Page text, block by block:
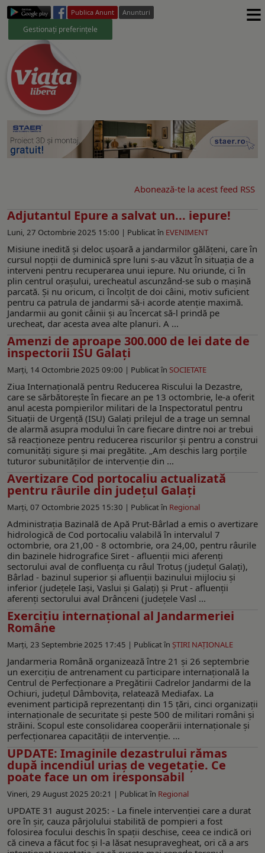
Publica Anunt Anunturi
Gestionați preferințele ≡
Abonează-te la acest feed RSS
Adjutantul Epure a salvat un... iepure!
Luni, 27 Octombrie 2025 15:00 | Publicat în EVENIMENT
Misiune inedită și deloc ușoară a jandarmilor gălățeni, care în
cursul nopții de duminică spre luni s-au văzut în situația de a
interveni pentru recuperarea unui iepure. Nu oriunde, ci în
plin centrul orașului, urecheatul ascunzând-se sub o mașină
parcată. Și nu oricum, ci încolțit de doi câini, motiv suficient
pentru ca patrula de jandarmi să-i acorde atenție maximă.
Jandarmii au gonit câinii și au încercat să-l prindă pe
urecheat, dar acesta avea alte planuri. A ...
Amenzi de aproape 300.000 de lei date de
inspectorii ISU Galaţi
Marți, 14 Octombrie 2025 09:00 | Publicat în SOCIETATE
Ziua Internațională pentru Reducerea Riscului la Dezastre,
care se sărbătorește în fiecare an pe 13 octombrie, le-a oferit
anul acesta pompierilor militari de la Inspectoratul pentru
Situații de Urgență (ISU) Galați prilejul de a trage un semnal
de alarmă asupra modului în care fiecare dintre noi ar trebui
să reacționeze pentru reducerea riscurilor și pentru a construi
comunități sigure și mai pregătite. „Am deschis larg porțile
tuturor subunităților de intervenție din ...
Avertizare Cod portocaliu actualizată
pentru râurile din județul Galați
Marți, 07 Octombrie 2025 15:30 | Publicat în Regional
Administrația Bazinală de Apă Prut-Bârlad a emis o avertizare
hidrologică de Cod portocaliu valabilă în intervalul 7
octombrie, ora 21,00 - 8 octombrie, ora 24,00, pentru râurile
din bazinele hidrografice Siret - afluenții mici aferenți
sectorului aval de confluența cu râul Trotuș (județul Galați),
Bârlad - bazinul superior și afluenții bazinului mijlociu și
inferior (județele Iași, Vaslui și Galați) și Prut - afluenții
aferenți sectorului aval Drânceni (județele Vasl ...
Exercițiu internațional al Jandarmeriei
Române
Marți, 23 Septembrie 2025 17:45 | Publicat în ŞTIRI NAŢIONALE
Jandarmeria Română organizează între 21 și 26 septembrie
un exercițiu de antrenament cu participare internațională la
Centrul de Perfecționare a Pregătirii Cadrelor Jandarmi de la
Ochiuri, județul Dâmbovița, relatează Mediafax. La
eveniment participă reprezentanți din 15 țări, cinci organizații
internaționale de securitate și peste 500 de militari români și
străini. Scopul este consolidarea cooperării internaționale și
perfecționarea capacității de intervenție. ...
UPDATE: Imaginile dezastrului rămas
după incendiul uriaș de vegetație. Ce
poate face un om iresponsabil
Vineri, 29 August 2025 20:21 | Publicat în Regional
UPDATE 31 august 2025: - La finele intervenției care a durat
ore în șir, cauza pârjolului stabilită de pompieri a fost
folosirea focului deschis în spații deschise, ceea ce indică ori
că cineva a făcut foc și l-a lăsat nesupravegheat, ori că a ars